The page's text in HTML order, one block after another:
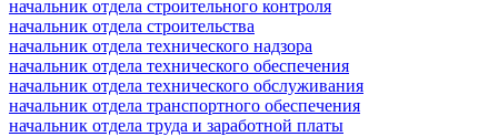
начальник отдела строительного контроля
начальник отдела строительства
начальник отдела технического надзора
начальник отдела технического обеспечения
начальник отдела технического обслуживания
начальник отдела транспортного обеспечения
начальник отдела труда и заработной платы